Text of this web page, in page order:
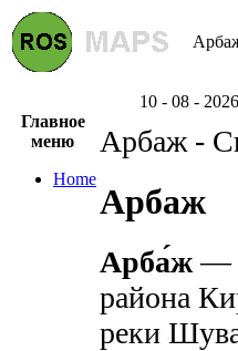
10 - 08 - 2026
Главное
меню
Home
Арбаж -
Арбаж
Арба́ж—
района
реки